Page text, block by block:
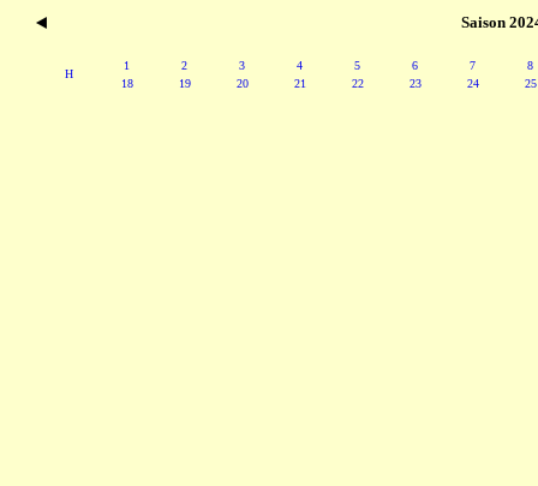
Saison
H
1 2 3 4 5 6 7
8
18
19 20 21 22 23 24 25